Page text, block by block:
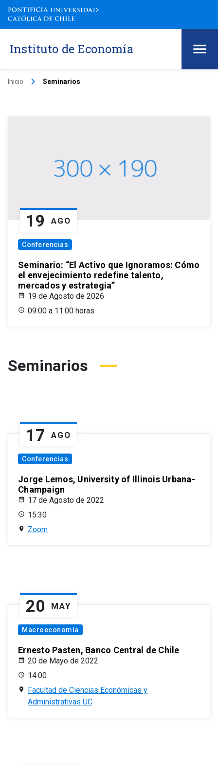
Instituto de Economía
Inicio keyboard_arrow_right Seminarios
19 AGO
Conferencias
Seminario: “El Activo que Ignoramos: Cómo
el envejecimiento redefine talento,
mercados y estrategia”
19 de Agosto de 2026
09:00 a 11:00 horas
Seminarios
17 AGO
Conferencias
Jorge Lemos, University of Illinois Urbana-
Champaign
17 de Agosto de 2022
15:30
Zoom
20 MAY
Macroeconomía
Ernesto Pasten, Banco Central de Chile
20 de Mayo de 2022
14:00
Facultad de Ciencias Económicas y
Administrativas UC